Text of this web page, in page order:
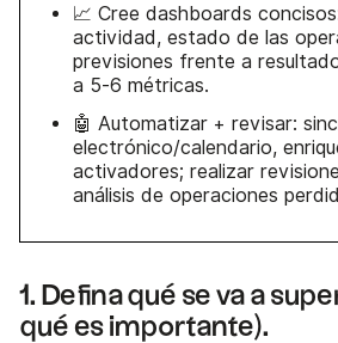
📈 Cree dashboards
actividad, estado de las
previsiones frente a
a 5-6 métricas.
🤖 Automatizar + revisar:
electrónico/calendario,
activadores; realizar
análisis de operaciones
1. Defina qué se va a
qué es importante).